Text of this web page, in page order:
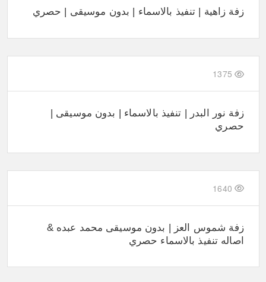
زفة زاهية | تنفيذ بالاسماء | بدون موسيقى | حصري
1375
زفة نور البدر | تنفيذ بالاسماء | بدون موسيقى |
حصري
1640
زفة شموس العز | بدون موسيقى محمد عبده &
اصاله تنفيذ بالاسماء حصري